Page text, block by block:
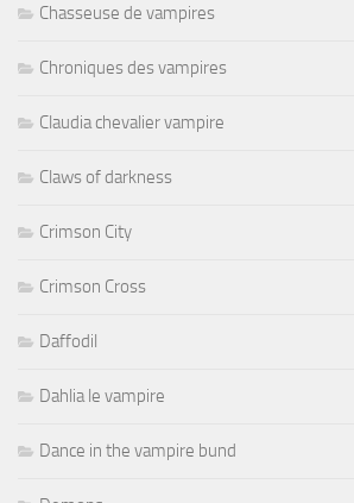
Chasseuse de vampires
Chroniques des vampires
Claudia chevalier vampire
Claws of darkness
Crimson City
Crimson Cross
Daffodil
Dahlia le vampire
Dance in the vampire bund